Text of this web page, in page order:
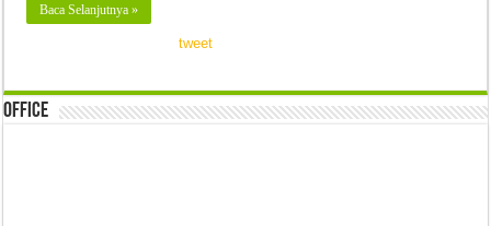
Baca Selanjutnya »
tweet
Office